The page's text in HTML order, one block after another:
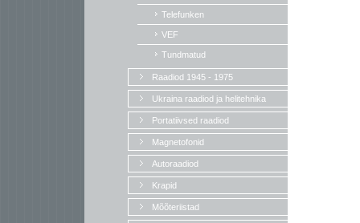
Telefunken
VEF
Tundmatud
Raadiod 1945 - 1975
Ukraina raadiod ja helitehnika
Portatiivsed raadiod
Magnetofonid
Autoraadiod
Krapid
Mõõteriistad